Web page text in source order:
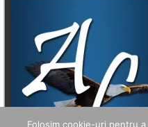
Folosim cookie-uri pentru